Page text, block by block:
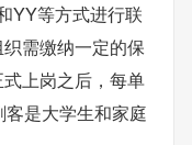
YY等方式进行联
需缴纳一定的保
上岗之后，每单
是大学生和家庭